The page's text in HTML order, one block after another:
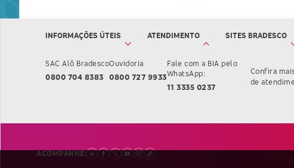
INFORMAÇÕES ÚTEIS ATENDIMENTO
SAC Alô Bradesco
0800 704 8383
Ouvidoria
0800 727 9933
Fale com a BIA pelo
WhatsApp:
11 3335 0237
Confira
de
SITES BRADESCO
ACOMPANHE: